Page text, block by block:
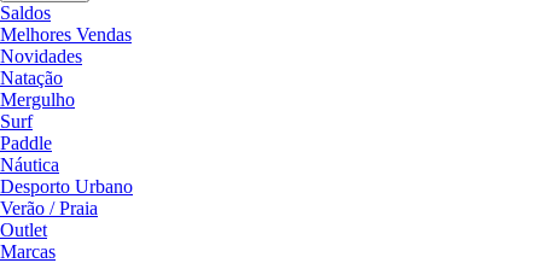
Saldos
Melhores Vendas
Novidades
Natação
Mergulho
Surf
Paddle
Náutica
Desporto Urbano
Verão / Praia
Outlet
Marcas